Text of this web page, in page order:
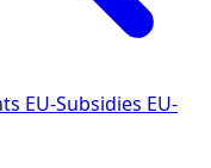
EU-Subsidies EU-